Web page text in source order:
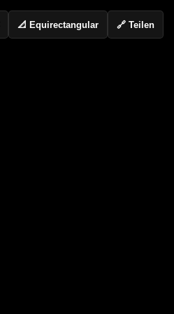
📐 Equirectangular 🔗 Teilen